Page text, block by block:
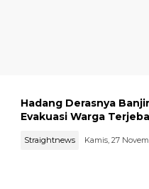
Hadang Derasnya
Evakuasi Warga
Straightnews Kamis, 27